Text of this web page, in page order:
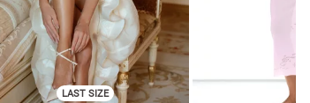
LAST SIZE